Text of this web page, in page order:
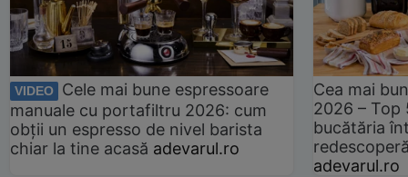
VIDEO
Cele mai bune espressoare
manuale cu portafiltru 2026: cum
obții un espresso de nivel barista
chiar la tine acasă adevarul.ro
Cea mai
2026 –
bucătăria
adevarul.ro